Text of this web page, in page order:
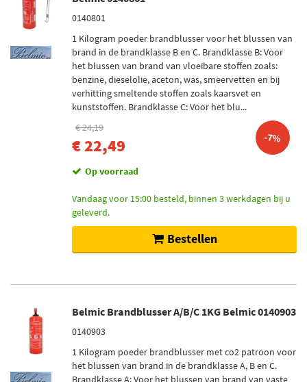
0140801
1 Kilogram poeder brandblusser voor het blussen van
brand in de brandklasse B en C. Brandklasse B: Voor
het blussen van brand van vloeibare stoffen zoals:
benzine, dieselolie, aceton, was, smeervetten en bij
verhitting smeltende stoffen zoals kaarsvet en
kunststoffen. Brandklasse C: Voor het blu...
€ 24,19
€ 22,49 -7%
Op voorraad
Vandaag voor 15:00 besteld, binnen 3 werkdagen bij u
geleverd.
Bestellen
Belmic Brandblusser A/B/C 1KG Belmic 0140903
0140903
1 Kilogram poeder brandblusser met co2 patroon voor
het blussen van brand in de brandklasse A, B en C.
Brandklasse A: Voor het blussen van brand van vaste